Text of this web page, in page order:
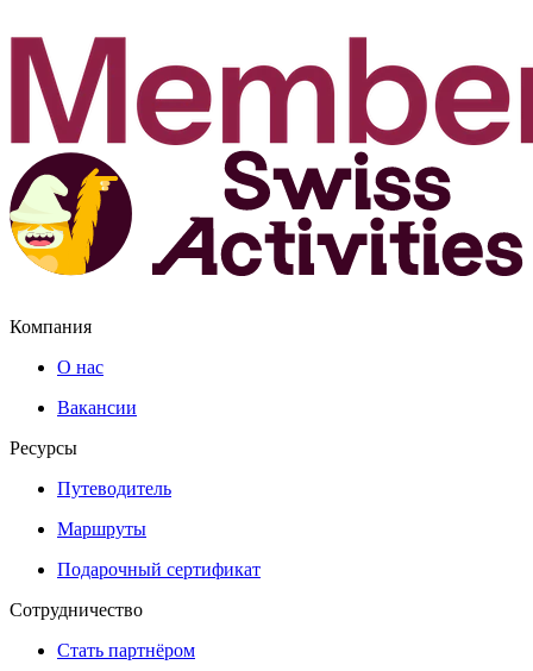
Компания
О нас
Вакансии
Ресурсы
Путеводитель
Маршруты
Подарочный сертификат
Сотрудничество
Стать партнёром